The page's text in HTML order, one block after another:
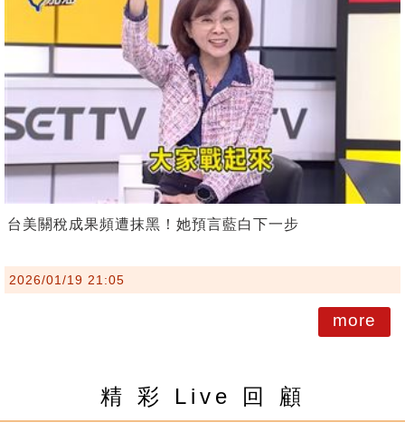
台美關稅成果頻遭抹黑！她預言藍白下一步
2026/01/19 21:05
more
精 彩 Live 回 顧